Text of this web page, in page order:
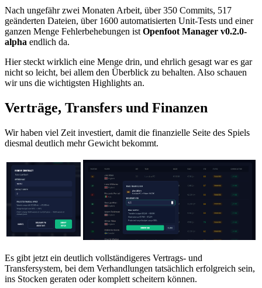
Nach ungefähr zwei Monaten Arbeit, über 350 Commits, 517
geänderten Dateien, über 1600 automatisierten Unit-Tests und einer
ganzen Menge Fehlerbehebungen istOpenfoot Manager v0.2.0-
alpha endlich da.
Hier steckt wirklich eine Menge drin, und ehrlich gesagt war es gar
nicht so leicht, bei allem den Überblick zu behalten. Also schauen
wir uns die wichtigsten Highlights an.
Verträge, Transfers und Finanzen
Wir haben viel Zeit investiert, damit die finanzielle Seite des Spiels
diesmal deutlich mehr Gewicht bekommt.
Es gibt jetzt ein deutlich vollständigeres Vertrags- und
Transfersystem, bei dem Verhandlungen tatsächlich erfolgreich sein,
ins Stocken geraten oder komplett scheitern können.